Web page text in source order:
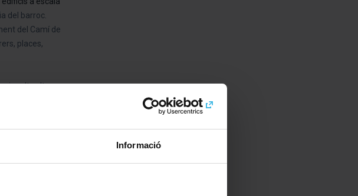
Informació
del barroc.
del Camí de
places,
i molts altres
tot l'any.
amb